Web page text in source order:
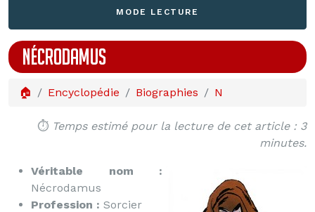
MODE LECTURE
NÉCRODAMUS
🏠 Encyclopédie Biographies N
⏱️ Temps estimé pour la lecture de cet article : 3
minutes.
Véritable nom :
Nécrodamus
Profession : Sorcier